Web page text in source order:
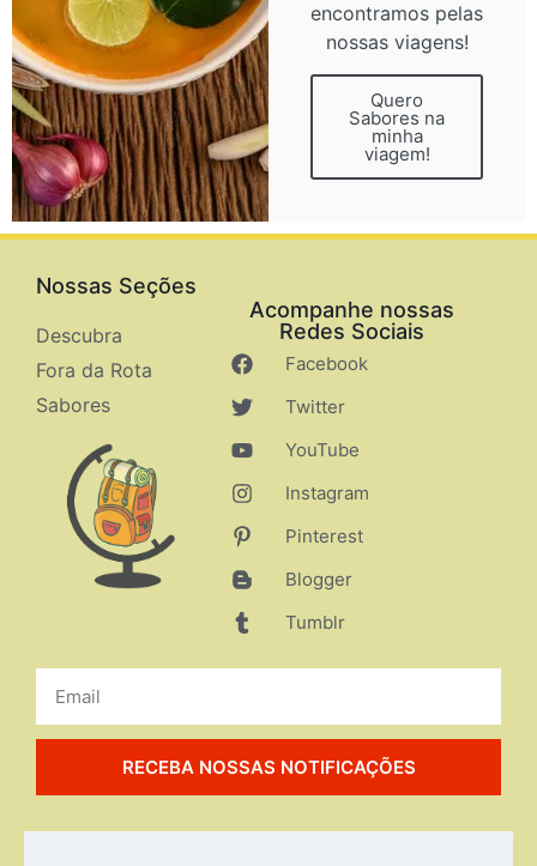
encontramos pelas
nossas viagens!
Quero
Sabores na
minha
viagem!
Nossas Seções
Descubra
Fora da Rota
Sabores
Acompanhe nossas
Redes Sociais
Facebook
Twitter
YouTube
Instagram
Pinterest
Blogger
Tumblr
RECEBA NOSSAS NOTIFICAÇÕES